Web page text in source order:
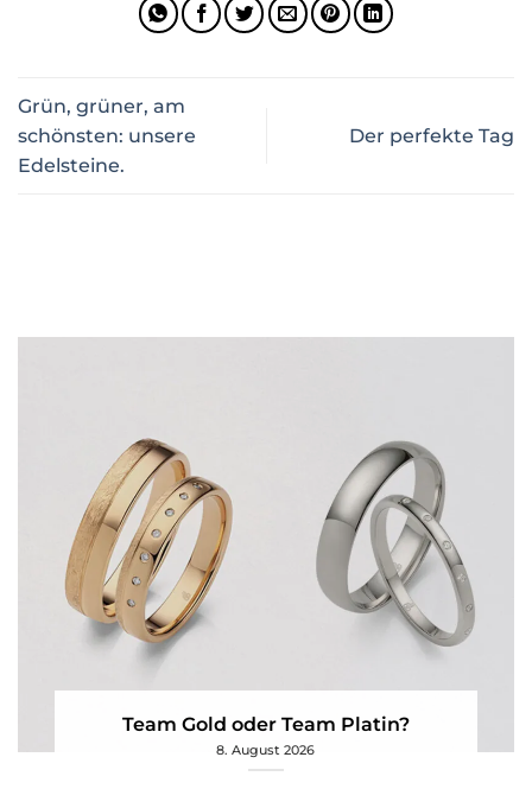
Grün, grüner, am
schönsten: unsere
Edelsteine.
Der perfekte Tag
Team Gold oder Team Platin?
8. August 2026